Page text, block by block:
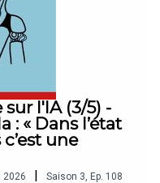
l'IA (3/5) -
: « Dans l’état
une
2026 Saison 3, Ep. 108